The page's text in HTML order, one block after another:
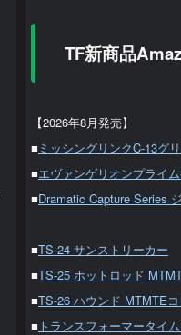
TF新商品
【2026年8月発売】
■ ミッシングリンクC-13グ
■エヴァンゲリオンプライ
■Dramatic Capture Series
■TS-24 サンストリーカー
■TS-25 ホットロッド
■TS-26 ハウンド MTMTE
■ トランスフォーマータイ